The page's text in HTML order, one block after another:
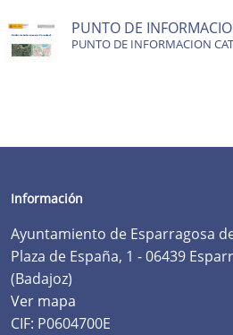
PUNTO DE
PUNTO DE INFORMACION
Información
Ayuntamiento de Esparragosa
Plaza de España, 1 - 06439
(Badajoz)
Ver mapa
CIF: P0604700E